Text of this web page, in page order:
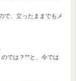
で、立ったままでもメ
では？**と、今では